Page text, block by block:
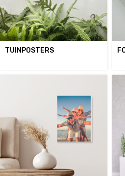
TUINPOSTERS